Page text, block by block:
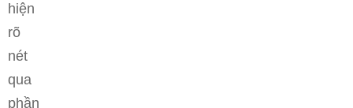
hiện
rõ
nét
qua
phần